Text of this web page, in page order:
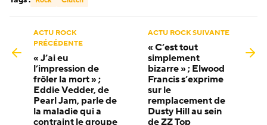
ACTU ROCK
PRÉCÉDENTE
« J’ai eu
l’impression de
frôler la mort » ;
Eddie Vedder, de
Pearl Jam, parle de
la maladie qui a
contraint le groupe
ACTU ROCK SUIVANTE
« C’est tout
simplement
bizarre » ; Elwood
Francis s’exprime
sur le
remplacement de
Dusty Hill au sein
de ZZ Top